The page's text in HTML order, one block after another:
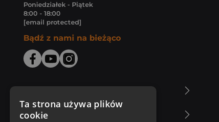
Poniedziałek - Piątek
8:00 - 18:00
[email protected]
Bądź z nami na bieżąco
Zakupy u nas
Ta strona używa plików
cookie